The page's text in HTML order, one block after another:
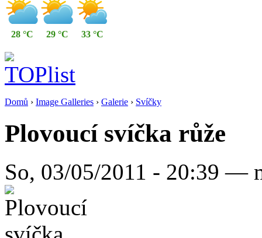
28 °C 29 °C 33 °C
Domů › Image Galleries › Galerie › Svíčky
Plovoucí svíčka růže
So, 03/05/2011 - 20:39 —